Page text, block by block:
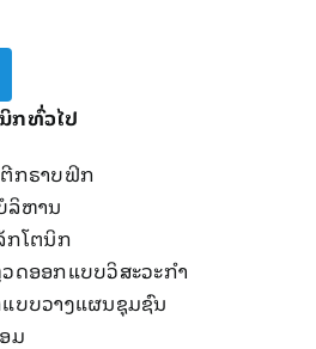
ກ​ທົ່ວ​ໄປ
ກຣາບຟິກ
ລິຫານ
ກ​ໂຕນິກ
ດອອກ​ແບບ​ວິສະວະ​ກໍາ
ບບ​ວາງ​ແຜນ​ຊຸມ​ຊົນ
ມ